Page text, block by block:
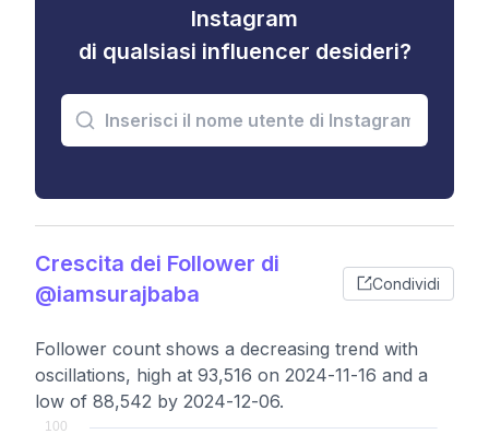
Instagram
di qualsiasi influencer desideri?
Crescita dei Follower di
@iamsurajbaba
Condividi
Follower count shows a decreasing trend with
oscillations, high at 93,516 on 2024-11-16 and a
low of 88,542 by 2024-12-06.